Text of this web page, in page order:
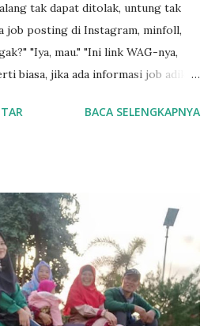
tak dapat ditolak, untung tak
job posting di Instagram, minfoll,
"Iya, mau." "Ini link WAG-nya,
biasa, jika ada informasi job adikku
dapatkan maka akan Saya share
dengan chat - teman
mulai melakukan pemesanan,
(scarf/pasmina, tunik, gamis, Koko
hingga sarimbit keluarga), ukuran
macam prosedur yang
ini memang benar adanya, bukan
BACA SELENGKAPNYA